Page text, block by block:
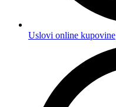
Uslovi online kupovine